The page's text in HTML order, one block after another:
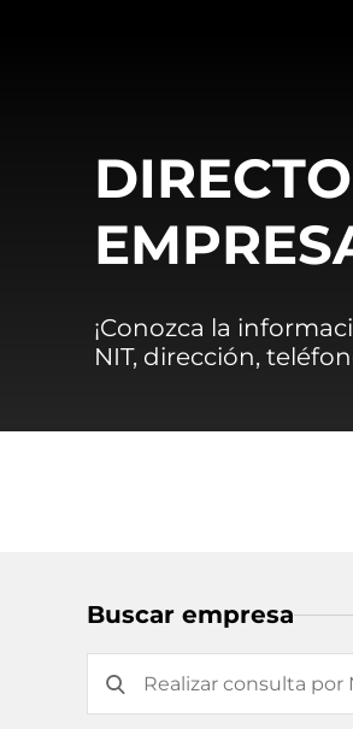
¡Conozca la
NIT, dirección,
Buscar empresa